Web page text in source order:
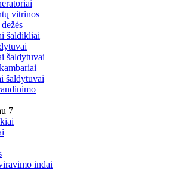
vitrinos
šaldikliai
šaldytuvai
šaldytuvai
7
indai